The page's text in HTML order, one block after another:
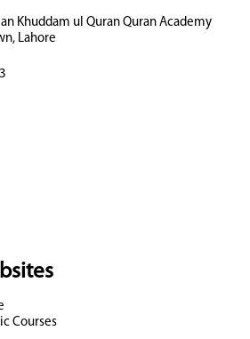
Khuddam ul Quran Quran Academy
Lahore
Courses